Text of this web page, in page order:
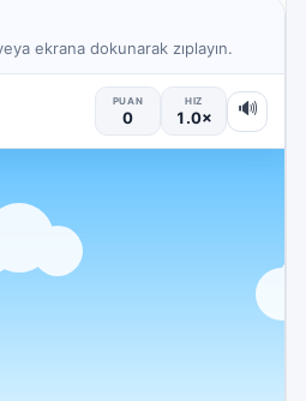
ekrana dokunarak zıplayın.